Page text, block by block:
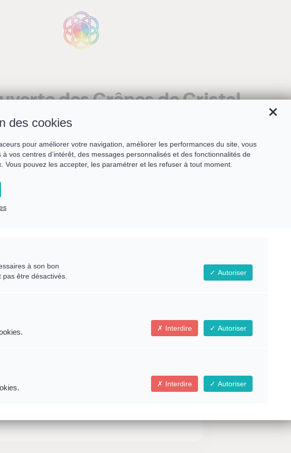
des Crânes de Cristal
le formulaire ci-dessous
accéder au replay du webinaire
*
N'oubliez pas de partager l'évènement avec vos
des cookies
pour améliorer votre navigation, améliorer les performances du site, vous
vos centres d’intérêt, des messages personnalisés et des fonctionnalités de
Vous pouvez les accepter, les paramétrer et les refuser à tout moment.
à son bon
être désactivés.
Autoriser
Interdire Autoriser
Interdire Autoriser